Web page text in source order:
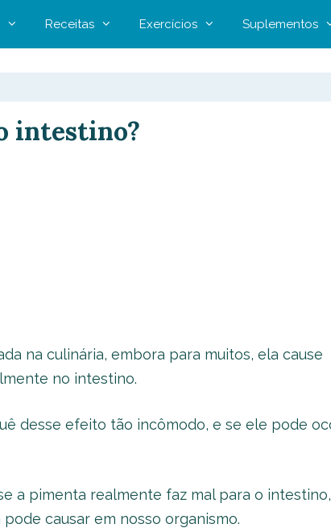
Receitas Exercícios Suplementos
intestino?
na culinária, embora para muitos, ela cause
no intestino.
desse efeito tão incômodo, e se ele pode
a pimenta realmente faz mal para o
causar em nosso organismo.